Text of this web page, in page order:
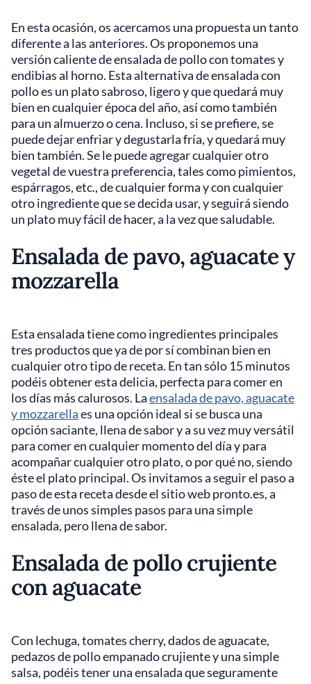
En esta ocasión, os acercamos una propuesta un tanto
diferente a las anteriores. Os proponemos una
versión caliente de ensalada de pollo con tomates y
endibias al horno. Esta alternativa de ensalada con
pollo es un plato sabroso, ligero y que quedará muy
bien en cualquier época del año, así como también
para un almuerzo o cena. Incluso, si se prefiere, se
puede dejar enfriar y degustarla fría, y quedará muy
bien también. Se le puede agregar cualquier otro
vegetal de vuestra preferencia, tales como pimientos,
espárragos, etc., de cualquier forma y con cualquier
otro ingrediente que se decida usar, y seguirá siendo
un plato muy fácil de hacer, a la vez que saludable.
Ensalada de pavo, aguacate y
mozzarella
Esta ensalada tiene como ingredientes principales
tres productos que ya de por sí combinan bien en
cualquier otro tipo de receta. En tan sólo 15 minutos
podéis obtener esta delicia, perfecta para comer en
los días más calurosos. Laensalada de pavo, aguacate
y mozzarellaes una opción ideal si se busca una
opción saciante, llena de sabor y a su vez muy versátil
para comer en cualquier momento del día y para
acompañar cualquier otro plato, o por qué no, siendo
éste el plato principal. Os invitamos a seguir el paso a
paso de esta receta desde el sitio web pronto.es, a
través de unos simples pasos para una simple
ensalada, pero llena de sabor.
Ensalada de pollo crujiente
con aguacate
Con lechuga, tomates cherry, dados de aguacate,
pedazos de pollo empanado crujiente y una simple
salsa, podéis tener una ensalada que seguramente